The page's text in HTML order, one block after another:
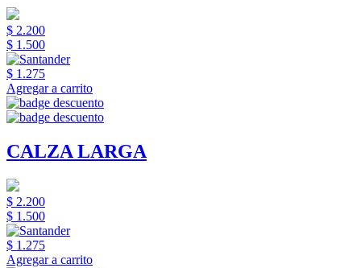
$ 2.200
$ 1.500
$ 1.275
Agregar a carrito
CALZA LARGA
$ 2.200
$ 1.500
$ 1.275
Agregar a carrito